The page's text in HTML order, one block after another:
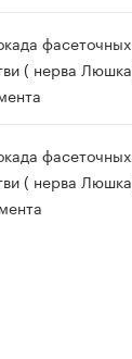
фасеточных
( нерва
фасеточных
( нерва